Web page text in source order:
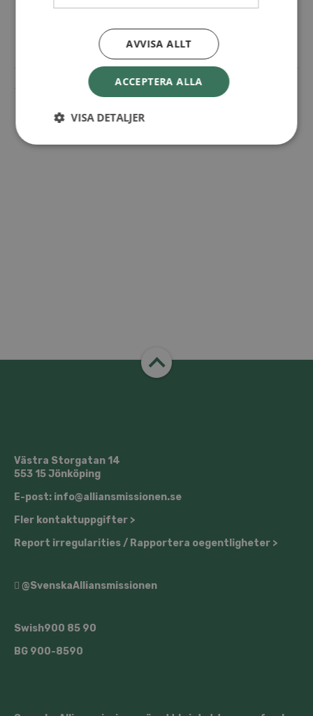
Adress:
Skarpnäcks Allé 31
12833 + Google Map
Västra Storgatan 14
553 15 Jönköping
E-post: info@alliansmissionen.se
Fler kontaktuppgifter >
Report irregularities / Rapportera oegentligheter >
@SvenskaAlliansmissionen
Swish900 85 90
BG 900-8590
ACCEPTERA ALLA
AVVISA ALLT
VISA DETALJER